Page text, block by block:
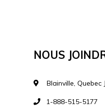
Nous
Blainville, Quebec
1-888-515-5177